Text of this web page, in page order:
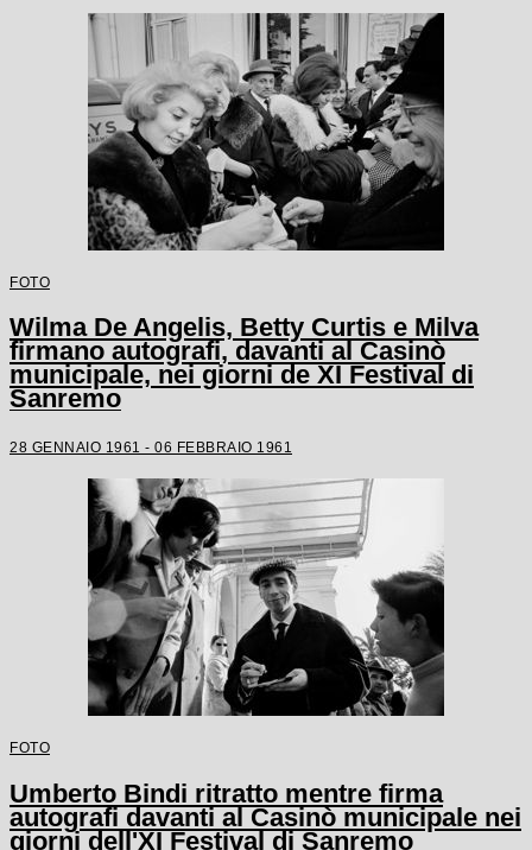
FOTO
Wilma De Angelis, Betty Curtis e Milva
firmano autografi, davanti al Casinò
municipale, nei giorni de XI Festival di
Sanremo
28 GENNAIO 1961 - 06 FEBBRAIO 1961
FOTO
Umberto Bindi ritratto mentre firma
autografi davanti al Casinò municipale nei
giorni dell'XI Festival di Sanremo